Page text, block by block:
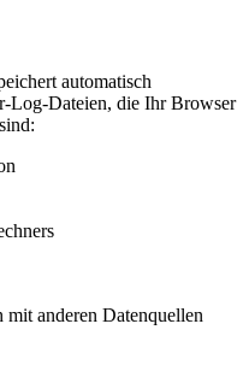
automatisch
Log-Dateien, die Ihr Browser
anderen Datenquellen